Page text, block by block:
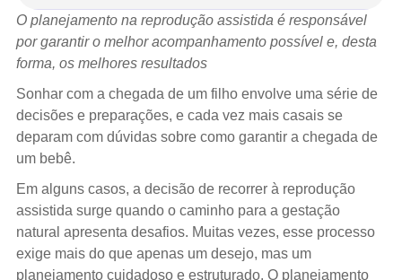
O planejamento na reprodução assistida é responsável
por garantir o melhor acompanhamento possível e, desta
forma, os melhores resultados
Sonhar com a chegada de um filho envolve uma série de
decisões e preparações, e cada vez mais casais se
deparam com dúvidas sobre como garantir a chegada de
um bebê.
Em alguns casos, a decisão de recorrer à reprodução
assistida surge quando o caminho para a gestação
natural apresenta desafios. Muitas vezes, esse processo
exige mais do que apenas um desejo, mas um
planejamento cuidadoso e estruturado. O planejamento